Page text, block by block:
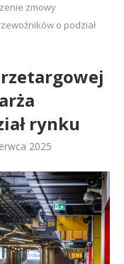
zmowy
o podział
rynku
2025